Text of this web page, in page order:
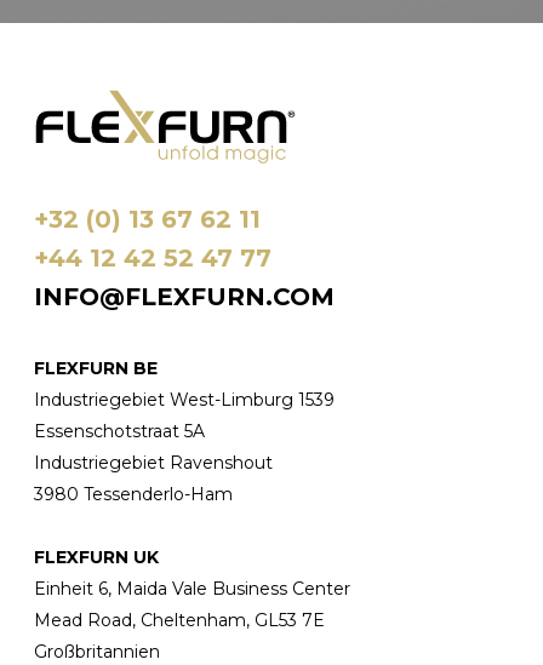
+32 (0) 13 67 62 11
+44 12 42 52 47 77
INFO@FLEXFURN.COM
FLEXFURN BE
Industriegebiet West-Limburg 1539
Essenschotstraat 5A
Industriegebiet Ravenshout
3980 Tessenderlo-Ham
FLEXFURN UK
Einheit 6, Maida Vale Business Center
Mead Road, Cheltenham, GL53 7E
Großbritannien